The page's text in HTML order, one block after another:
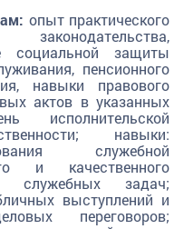
опыт практического
социальной защиты
пенсионного
навыки правового
актов в указанных
исполнительской
навыки:
служебной
и качественного
служебных задач;
выступлений и
переговоров;